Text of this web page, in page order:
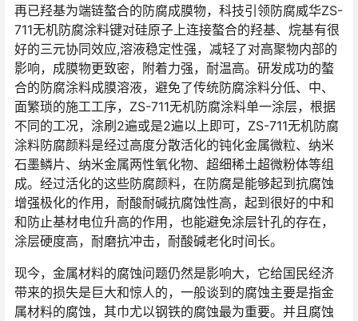
再已羟基为端链螯合的防腐成膜物，科技引领防腐威华ZS-
711无机防腐涂料键对硅原子上连接螯合的羟基、烷基有很
好的三元协同效应,溶液稳定性强，减轻了对高聚物内部的
影响，成膜物更致密，附着力强，耐温高。研发成功的螯
合的防腐涂料成膜溶液，避免了传统防腐涂料分低、中、
面繁琐的施工工序，ZS-711无机防腐涂料单一涂层，根据
不同的工况，涂刷2遍或是2遍以上即可，ZS-711无机防腐
涂料防腐颜料是经过高度分散活化的钝化金属微粒、纳米
石墨鳞片、纳米金属两性氧化物、超细稀土超微粉体等组
成。经过活化的这些防腐颜料，在防腐是能够起到抗腐蚀
增强极化的作用，耐酸耐碱抗腐蚀性高，起到很好的中和
和防止基材电位升高的作用，也能避免涂层针孔的存在，
涂层硬度高，耐磨抗冲击，耐酸碱老化时间长。
现今，金属材料的腐蚀问题仍然是影响大，它给国民经济
带来的损失是巨大和惊人的，一般谈到的腐蚀主要是指金
属材料的腐蚀，其巾尤以钢铁的腐蚀最为重要。并且腐蚀